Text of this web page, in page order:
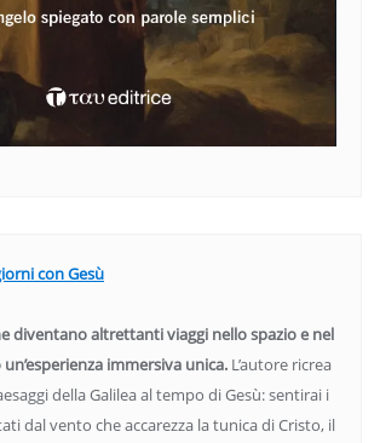
con Gesù
diventano altrettanti viaggi nello spazio e nel
immersiva unica. L’autore ricrea
della Galilea al tempo di Gesù: sentirai i
dal vento che accarezza la tunica di Cristo, il